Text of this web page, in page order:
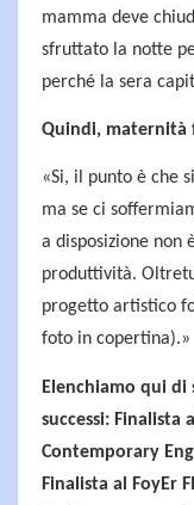
mamma deve
sfruttato la notte
perché la sera
Quindi, maternità
«Si, il punto è che
ma se ci
a disposizione non
produttività.
progetto artistico
foto in copertina).»
Elenchiamo qui
successi: Finalista
Contemporary
Finalista al FoyEr